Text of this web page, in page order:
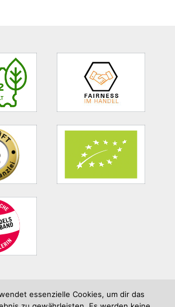
essenzielle Cookies, um dir das